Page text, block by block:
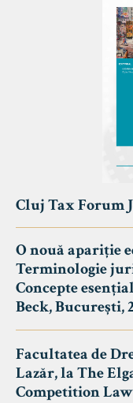
Cluj Tax Forum
O nouă apariție
Terminologie
Concepte
Beck, București,
Facultatea de
Lazăr, la The
Competition Law